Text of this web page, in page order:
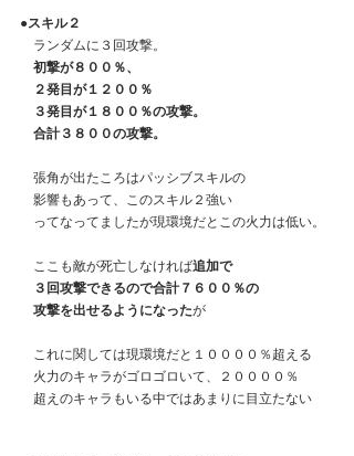
●スキル２
ランダムに３回攻撃。
初撃が８００％、
２発目が１２００％
３発目が１８００％の攻撃。
合計３８００の攻撃。
張角が出たころはパッシブスキルの
影響もあって、このスキル２強い
ってなってましたが現環境だとこの火力は低い。
ここも敵が死亡しなければ追加で
３回攻撃できるので合計７６００％の
攻撃を出せるようになったが
これに関しては現環境だと１００００％超える
火力のキャラがゴロゴロいて、２００００％
超えのキャラもいる中ではあまりに目立たない